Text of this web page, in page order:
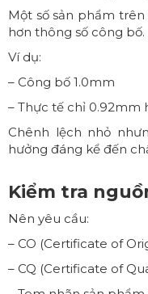
Một số sản phẩm
hơn thông số công bố.
Ví dụ:
– Công bố 1.0mm
– Thực tế chỉ 0.92mm
Chênh lệch nhỏ
hưởng đáng kể đến
Kiểm tra
Nên yêu cầu:
– CO (Certificate of
– CQ (Certificate of